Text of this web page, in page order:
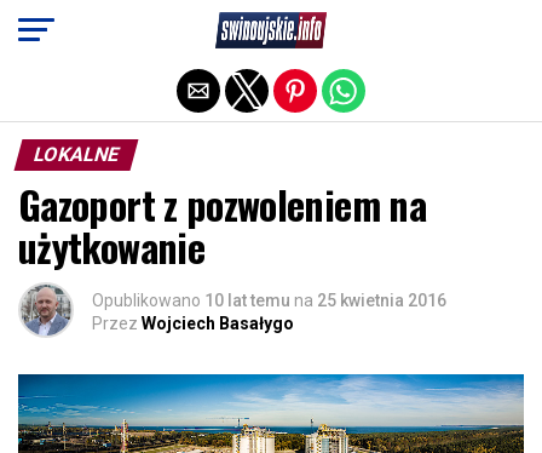
LOKALNE
Gazoport z pozwoleniem na
użytkowanie
Opublikowano 10 lat temu na 25 kwietnia 2016
Przez Wojciech Basałygo
Exit mobile version